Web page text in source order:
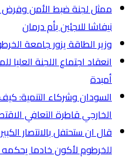
ممثل لجنة ضبط الأمن وفرض
نيفاشا للاجئين بأم درمان
وزير الطاقة يزور جامعة
انعقاد اجتماع اللجنة العليا
أمبدة
السودان وشركاء التنمية:
الخارجي قاطرة التعافي
قال ان ستحتفل بالانتصار
للخرطوم لأكون خادما